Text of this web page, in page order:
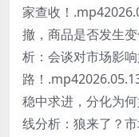
家查收！
撤，商品是否发生
析：会谈对市场影
路！
稳中求进，分化为
线分析：狼来了？